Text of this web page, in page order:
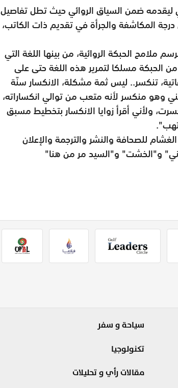
ضمن السياق الروائي حيث تطل تفاصيل
درجة المكاشفة والجرأة في تقديم ذات الكاتب،
ملامح الحبكة الروائية، من بينها اللغة التي
الحبكة مسلكا لتمرير هذه اللغة حتى على
تنكسر.. ليس ثمة مشكلة، الانكسار سنّة
وهو منكسر لأنه متعب من توالي انكساراته،
ولأني أقرأ زوايا الانكسار بتخطيط مسبق
للصحافة والنشر والترجمة والإعلان
و"الخشت" و"السيد مر من هنا"
سياحة و سفر
تكنولوجيا
مقالات رأي و تحليلات